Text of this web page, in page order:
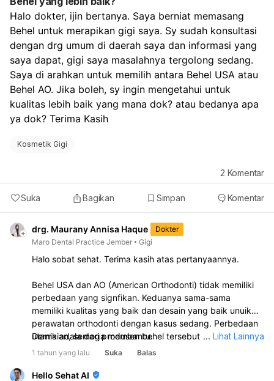
Halo dokter, ijin bertanya. Saya berniat memasang
Behel untuk merapikan gigi saya. Sy sudah konsultasi
dengan drg umum di daerah saya dan informasi yang
saya dapat, gigi saya masalahnya tergolong sedang.
Saya di arahkan untuk memilih antara Behel USA atau
Behel AO. Jika boleh, sy ingin mengetahui untuk
kualitas lebih baik yang mana dok? atau bedanya apa
ya dok? Terima Kasih
Kosmetik Gigi
Suka Bagikan Simpan Komentar
2 Komentar
drg. Maurany Annisa Haque
Dokter
Maro Dental Practice Jember
Gigi
Halo sobat sehat. Terima kasih atas pertanyaannya.
Behel USA dan AO (American Orthodonti) tidak memiliki
perbedaan yang signfikan. Keduanya sama-sama
memiliki kualitas yang baik dan desain yang baik unuik
perawatan orthodonti dengan kasus sedang. Perbedaan
utama adala dari produsen behel tersebut dan kualitas
bahan behel AO yang umumnya lebih baik dan tahan
dengan dokter gigi yang memeriksa kondisi giig geligi
Demikian, semoga membantu. ... Lihat Lainnya
1 tahun yang lalu Suka Balas
Hello Sehat AI